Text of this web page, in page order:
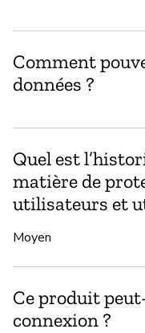
Comment
données ?
Quel est
matière de
utilisateurs et
Moyen
Ce produit
connexion ?